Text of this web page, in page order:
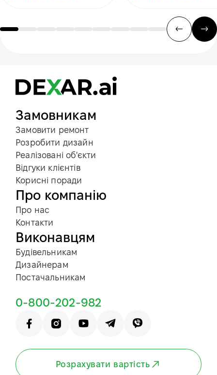
Замовникам
Замовити ремонт
Розробити дизайн
Реалізовані об'єкти
Відгуки клієнтів
Корисні поради
Про компанію
Про нас
Контакти
Виконавцям
Будівельникам
Дизайнерам
Постачальникам
0-800-202-982
Розрахувати вартість